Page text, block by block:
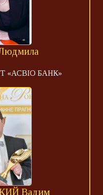
«АСВІО БАНК»
Вадим